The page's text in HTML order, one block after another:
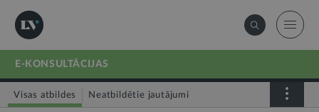
E-KONSULTĀCIJAS
Visas atbildes Neatbildētie jautājumi